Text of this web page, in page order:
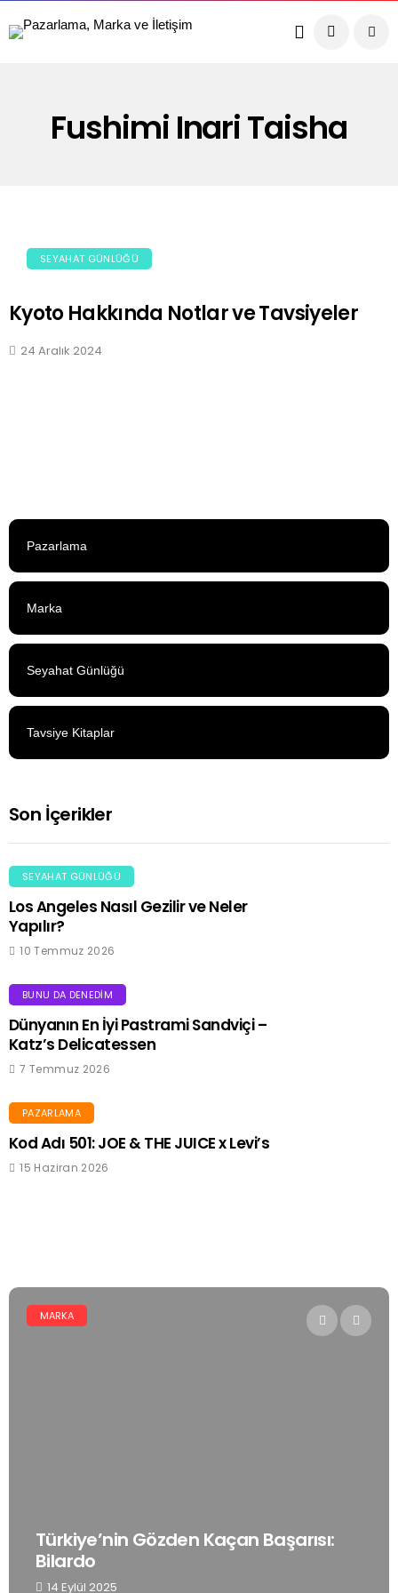
Fushimi Inari Taisha
SEYAHAT GÜNLÜĞÜ
Kyoto Hakkında Notlar ve Tavsiyeler
24 Aralık 2024
Pazarlama
Marka
Seyahat Günlüğü
Tavsiye Kitaplar
Son İçerikler
SEYAHAT GÜNLÜĞÜ
Los Angeles Nasıl Gezilir ve Neler
Yapılır?
10 Temmuz 2026
BUNU DA DENEDIM
Dünyanın En İyi Pastrami Sandviçi –
Katz’s Delicatessen
7 Temmuz 2026
PAZARLAMA
Kod Adı 501: JOE & THE JUICE x Levi’s
15 Haziran 2026
MARKA
Türkiye’nin Gözden Kaçan Başarısı:
Bilardo
14 Eylül 2025